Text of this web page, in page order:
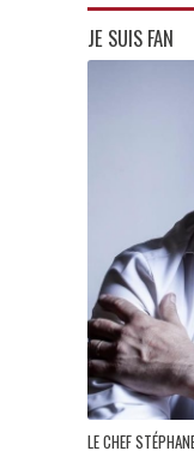
JE SUIS FAN
LE CHEF